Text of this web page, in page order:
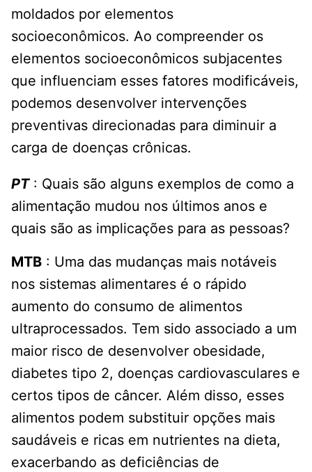
moldados por elementos
socioeconômicos. Ao compreender os
elementos socioeconômicos subjacentes
que influenciam esses fatores modificáveis,
podemos desenvolver intervenções
preventivas direcionadas para diminuir a
carga de doenças crônicas.
PT: Quais são alguns exemplos de como a
alimentação mudou nos últimos anos e
quais são as implicações para as pessoas?
MTB : Uma das mudanças mais notáveis ​​
nos sistemas alimentares é o rápido
aumento do consumo de alimentos
ultraprocessados. Tem sido associado a um
maior risco de desenvolver obesidade,
diabetes tipo 2, doenças cardiovasculares e
certos tipos de câncer. Além disso, esses
alimentos podem substituir opções mais
saudáveis ​​e ricas em nutrientes na dieta,
exacerbando as deficiências de